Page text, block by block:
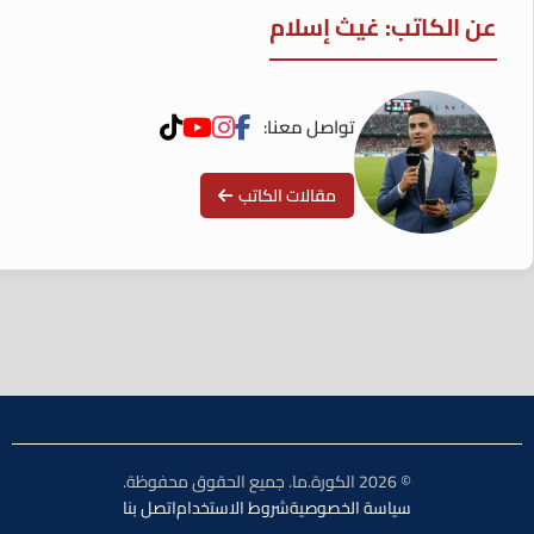
عن الكاتب: غيث إسلام
تواصل معنا:
مقالات الكاتب
سياسة الخصوصيةشروط الاستخداماتصل بنا